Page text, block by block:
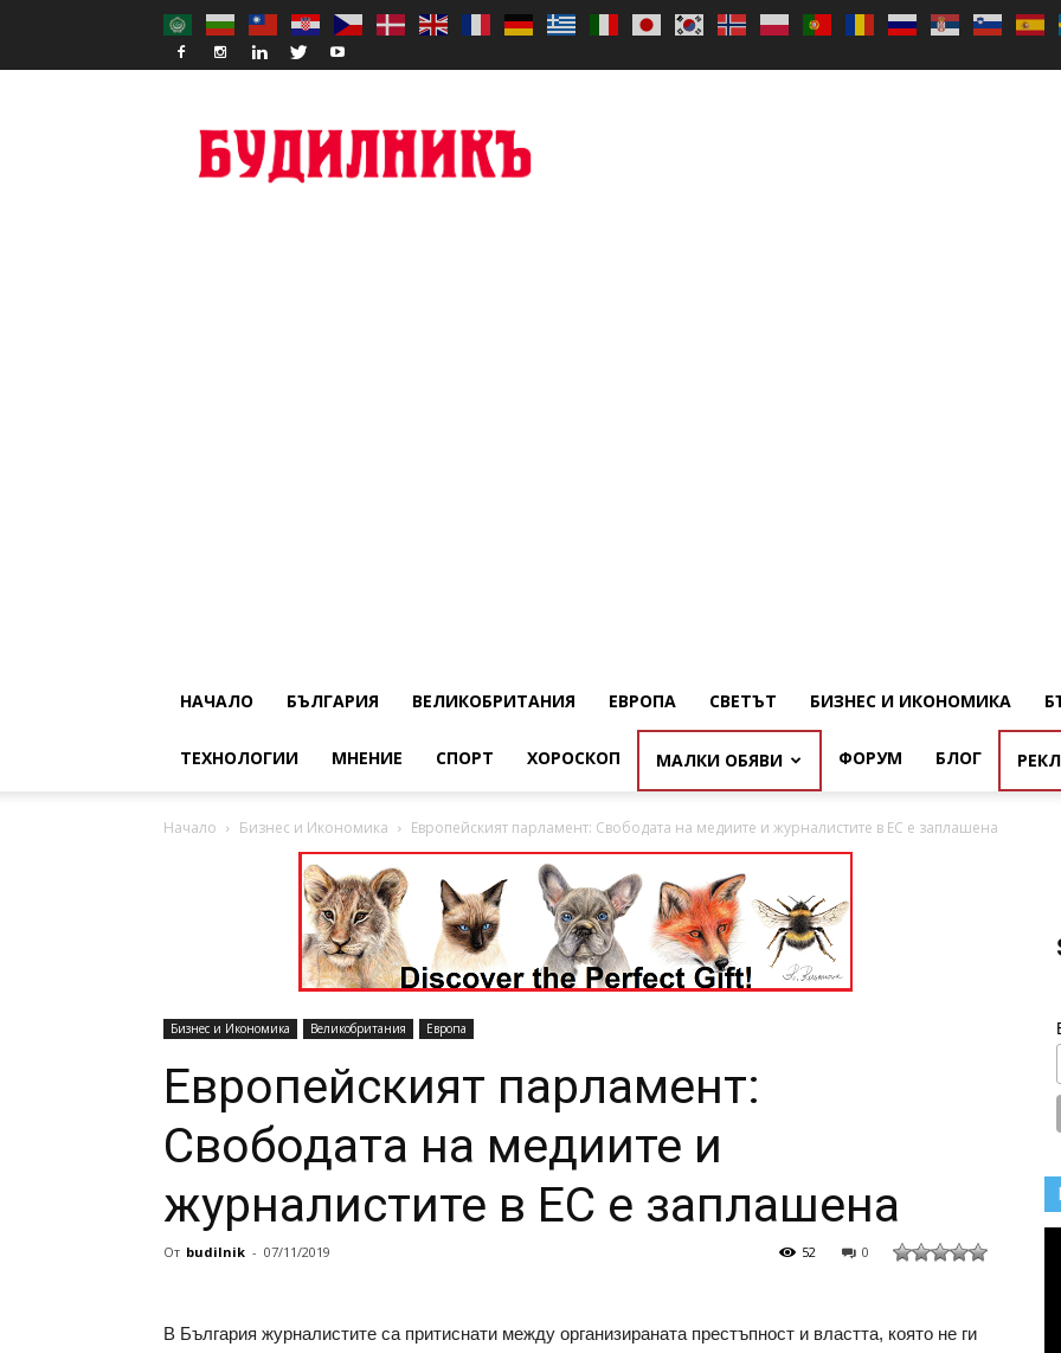
НАЧАЛО БЪЛГАРИЯ ВЕЛИКОБРИТАНИЯ ЕВРОПА СВЕТЪТ БИЗНЕС И ИКОНОМИКА
ТЕХНОЛОГИИ МНЕНИЕ СПОРТ ХОРОСКОП МАЛКИ ОБЯВИ ФОРУМ БЛОГ
Начало Бизнес и Икономика Европейският парламент: Свободата на медиите и журналистите в ЕС е заплашена
Бизнес и Икономика Великобритания Европа
Европейският парламент:
Свободата на медиите и
журналистите в ЕС е заплашена
От budilnik - 07/11/2019 0
52
В България журналистите са притиснати между организираната престъпност и властта, която не ги